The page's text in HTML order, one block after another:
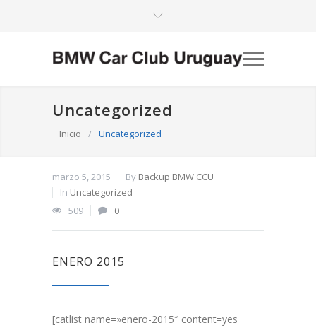
Uncategorized
Inicio / Uncategorized
marzo 5, 2015 By Backup BMW CCU
In Uncategorized
509
0
ENERO 2015
[catlist name=»enero-2015″ content=yes